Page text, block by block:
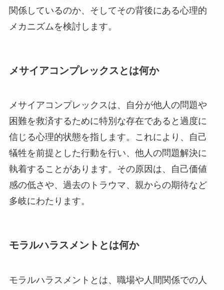
関係しているのか、そしてその背後にある心理的
メカニズムを検討します。
メサイアコンプレックスとは何か
メサイアコンプレックスは、自分が他人の問題や
困難を救済するために特別な存在であると過度に
信じる心理的状態を指します。これにより、自己
犠牲を前提とした行動を行い、他人の問題解決に
執着することがあります。その原因は、自己価値
感の低さや、過去のトラウマ、親からの期待など
多岐にわたります。
モラルハラスメントとは何か
モラルハラスメントとは、職場や人間関係での人